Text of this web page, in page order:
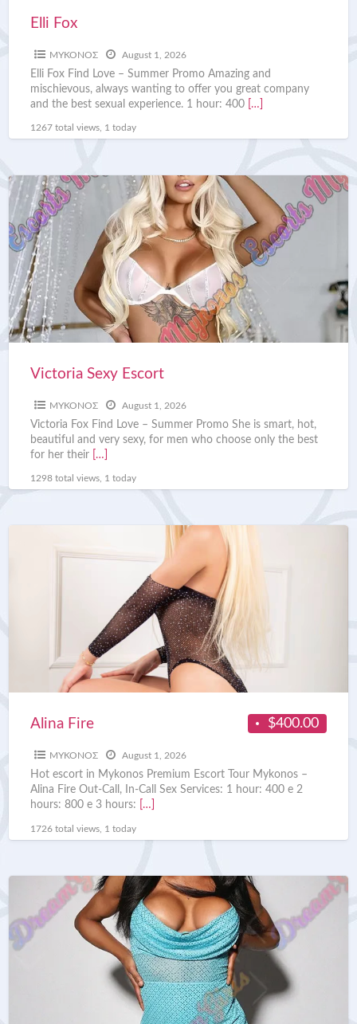
Elli Fox
ΜΥΚΟΝΟΣ August 1, 2026
Elli Fox Find Love – Summer Promo Amazing and
mischievous, always wanting to offer you great company
and the best sexual experience. 1 hour: 400
[…]
1267 total views, 1 today
Victoria Sexy Escort
ΜΥΚΟΝΟΣ August 1, 2026
Victoria Fox Find Love – Summer Promo She is smart, hot,
beautiful and very sexy, for men who choose only the best
for her their
[…]
1298 total views, 1 today
$400.00
Alina Fire
ΜΥΚΟΝΟΣ August 1, 2026
Hot escort in Mykonos Premium Escort Tour Mykonos –
Alina Fire Out-Call, In-Call Sex Services: 1 hour: 400 e 2
hours: 800 e 3 hours:
[…]
1726 total views, 1 today